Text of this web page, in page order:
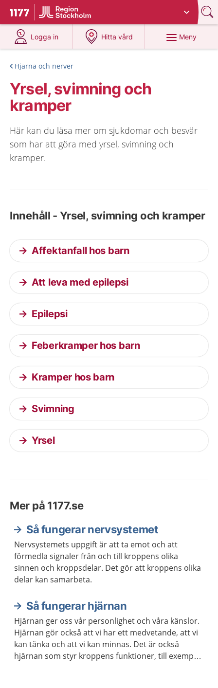
Till startsidan för 1177
Du har valt region
Logga in
på 1177.se
Hitta vård
på 1177.se
Meny
Hjärna och nerver
Yrsel, svimning och
kramper
Här kan du läsa mer om sjukdomar och besvär
som har att göra med yrsel, svimning och
kramper.
Innehåll - Yrsel, svimning och kramper
Affektanfall hos barn
Att leva med epilepsi
Epilepsi
Feberkramper hos barn
Kramper hos barn
Svimning
Yrsel
Mer på 1177.se
Så fungerar nervsystemet
Nervsystemets uppgift är att ta emot och att
förmedla signaler från och till kroppens olika
sinnen och kroppsdelar. Det gör att kroppens olika
delar kan samarbeta.
Så fungerar hjärnan
Hjärnan ger oss vår personlighet och våra känslor.
Hjärnan gör också att vi har ett medvetande, att vi
kan tänka och att vi kan minnas. Det är också
hjärnan som styr kroppens funktioner, till exempel